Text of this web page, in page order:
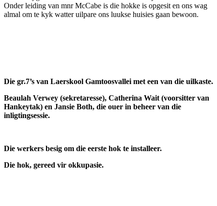
Onder leiding van mnr McCabe is die hokke is opgesit en ons wag
almal om te kyk watter uilpare ons luukse huisies gaan bewoon.
Die gr.7’s van Laerskool Gamtoosvallei met een van die uilkaste.
Beaulah Verwey (sekretaresse), Catherina Wait (voorsitter van
Hankeytak) en Jansie Both, die ouer in beheer van die
inligtingsessie.
Die werkers besig om die eerste hok te installeer.
Die hok, gereed vir okkupasie.